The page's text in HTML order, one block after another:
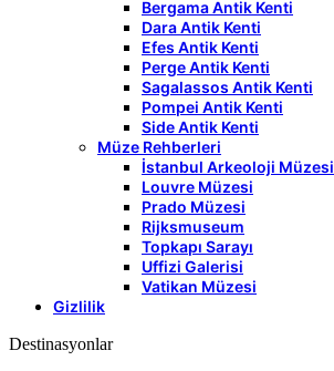
Bergama Antik Kenti
Dara Antik Kenti
Efes Antik Kenti
Perge Antik Kenti
Sagalassos Antik Kenti
Pompei Antik Kenti
Side Antik Kenti
Müze Rehberleri
İstanbul Arkeoloji Müzesi
Louvre Müzesi
Prado Müzesi
Rijksmuseum
Topkapı Sarayı
Uffizi Galerisi
Vatikan Müzesi
Gizlilik
Destinasyonlar